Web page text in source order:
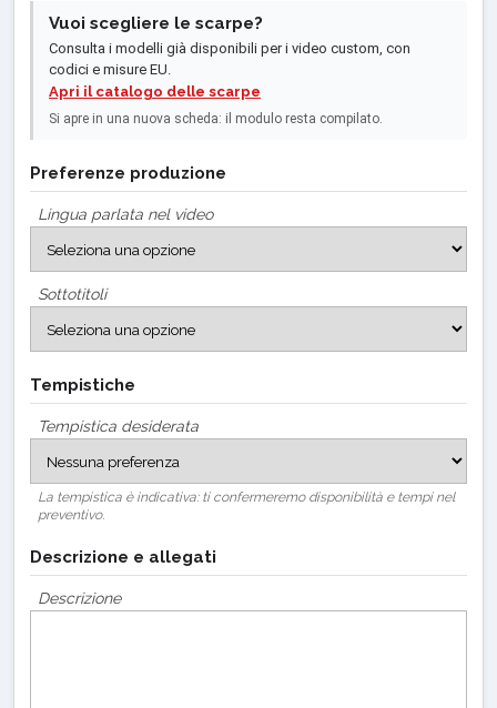
Vuoi scegliere le scarpe?
Consulta i modelli già disponibili per i video custom, con
codici e misure EU.
Apri il catalogo delle scarpe
Si apre in una nuova scheda: il modulo resta compilato.
Preferenze produzione
Lingua parlata nel video
Sottotitoli
Tempistiche
Tempistica desiderata
La tempistica è indicativa: ti confermeremo disponibilità e tempi nel
preventivo.
Descrizione e allegati
Descrizione